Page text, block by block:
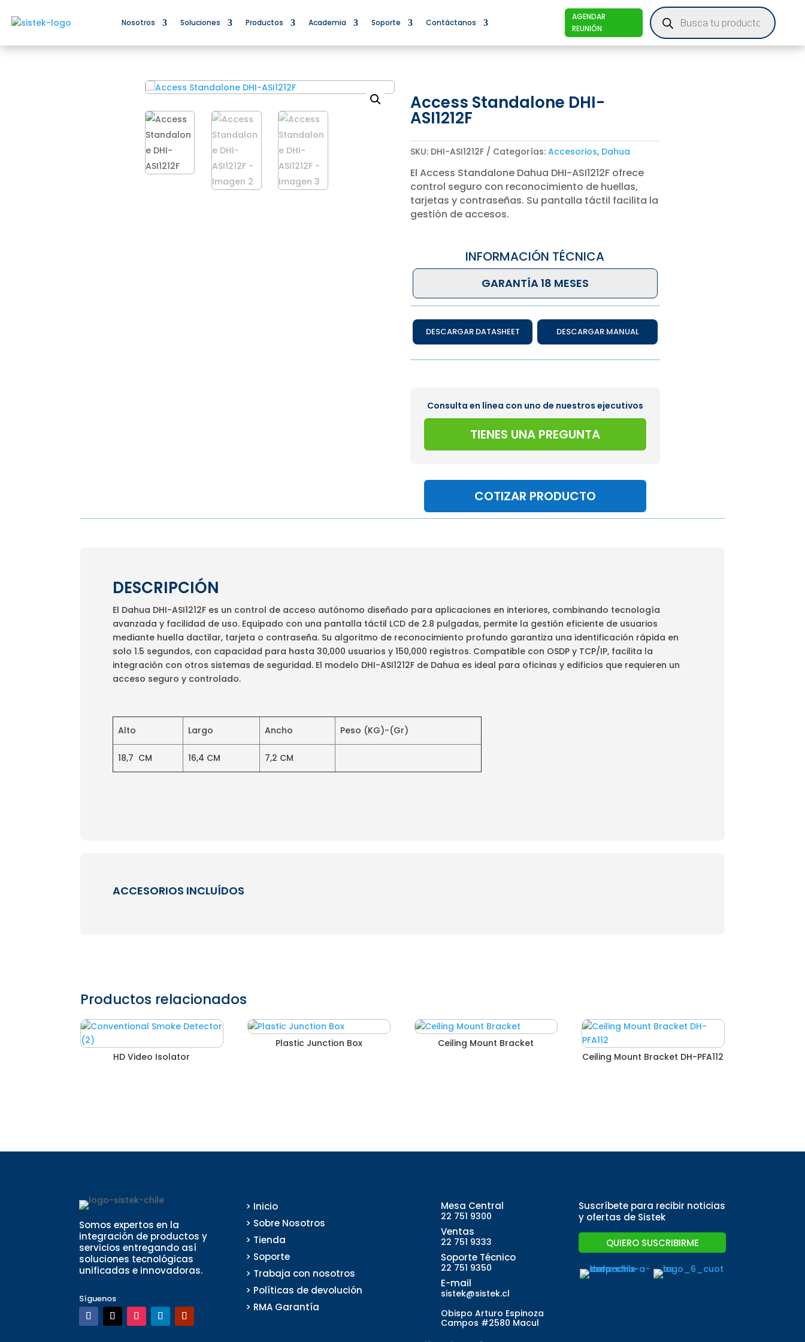
Nosotros Soluciones Productos Academia Soporte Contáctanos
AGENDAR
REUNIÓN
Products
search
Access Standalone DHI-
ASI1212F
SKU: DHI-ASI1212F Categorías: Accesorios, Dahua
El Access Standalone Dahua DHI-ASI1212F ofrece
control seguro con reconocimiento de huellas,
tarjetas y contraseñas. Su pantalla táctil facilita la
gestión de accesos.
INFORMACIÓN TÉCNICA
GARANTÍA 18 MESES
DESCARGAR DATASHEET DESCARGAR MANUAL
Consulta en línea con uno de nuestros ejecutivos
TIENES UNA PREGUNTA
COTIZAR PRODUCTO
DESCRIPCIÓN
El Dahua DHI-ASI1212F es un control de acceso autónomo diseñado para aplicaciones en interiores, combinando tecnología
avanzada y facilidad de uso. Equipado con una pantalla táctil LCD de 2.8 pulgadas, permite la gestión eficiente de usuarios
mediante huella dactilar, tarjeta o contraseña. Su algoritmo de reconocimiento profundo garantiza una identificación rápida en
solo 1.5 segundos, con capacidad para hasta 30,000 usuarios y 150,000 registros. Compatible con OSDP y TCP/IP, facilita la
integración con otros sistemas de seguridad. El modelo DHI-ASI1212F de Dahua es ideal para oficinas y edificios que requieren un
acceso seguro y controlado.
Alto Largo Ancho Peso (KG)-(Gr)
18,7 CM 16,4 CM 7,2 CM
ACCESORIOS INCLUÍDOS
Productos relacionados
HD Video Isolator
Plastic Junction Box
Ceiling Mount Bracket
Ceiling Mount Bracket DH-PFA112
Somos expertos en la
integración de productos y
servicios entregando así
soluciones tecnológicas
unificadas e innovadoras.
Síguenos
> Inicio
> Sobre Nosotros
> Tienda
> Soporte
> Trabaja con nosotros
> Políticas de devolución
> RMA Garantía
Mesa Central
22 751 9300
Ventas
22 751 9333
Soporte Técnico
22 751 9350
E-mail
sistek@sistek.cl
Obispo Arturo Espinoza
Campos #2580 Macul
Suscríbete para recibir noticias
y ofertas de Sistek
QUIERO SUSCRIBIRME